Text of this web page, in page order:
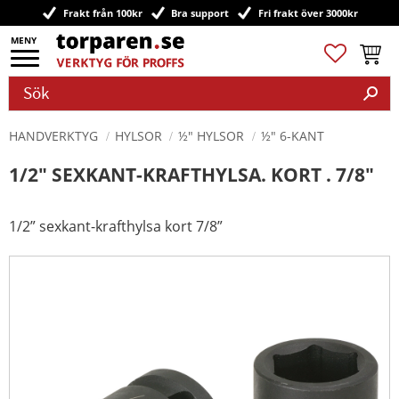
Meny
Frakt från 100kr Bra support Fri frakt över 3000kr
Favoriter
HANDVERKTYG HYLSOR ½" HYLSOR ½" 6-KANT
1/2" SEXKANT-KRAFTHYLSA. KORT . 7/8"
1/2” sexkant-krafthylsa kort 7/8”